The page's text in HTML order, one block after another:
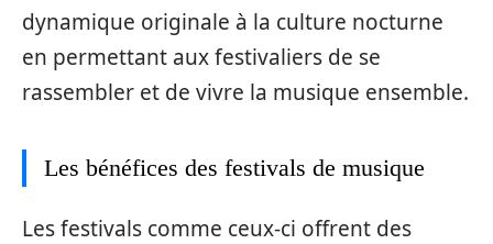
dynamique originale à la culture nocturne
en permettant aux festivaliers de se
rassembler et de vivre la musique ensemble.
Les bénéfices des festivals de musique
Les festivals comme ceux-ci offrent des